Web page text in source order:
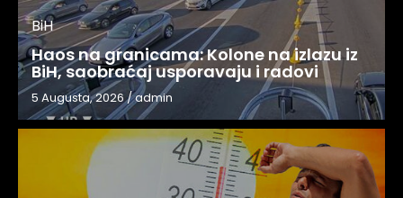
BiH
Haos na granicama: Kolone na izlazu iz
BiH, saobraćaj usporavaju i radovi
5 Augusta, 2026/admin